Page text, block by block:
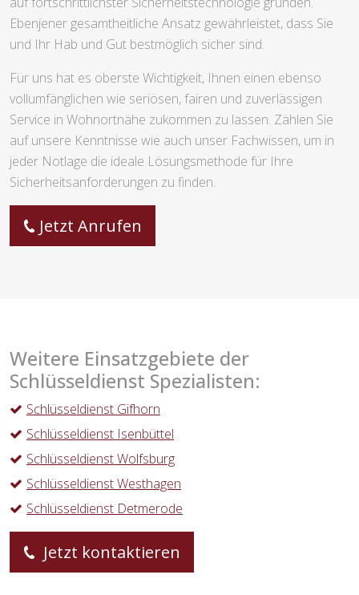
Ebenjener gesamtheitliche Ansatz gewährleistet, dass Sie
und Ihr Hab und Gut bestmöglich sicher sind.
Für uns hat es oberste Wichtigkeit, Ihnen einen ebenso
vollumfänglichen wie seriösen, fairen und zuverlässigen
Service in Wohnortnähe zukommen zu lassen. Zählen Sie
auf unsere Kenntnisse wie auch unser Fachwissen, um in
jeder Notlage die ideale Lösungsmethode für Ihre
Sicherheitsanforderungen zu finden.
Jetzt Anrufen
Weitere Einsatzgebiete der
Schlüsseldienst Spezialisten:
Schlüsseldienst Gifhorn
Schlüsseldienst Isenbüttel
Schlüsseldienst Wolfsburg
Schlüsseldienst Westhagen
Schlüsseldienst Detmerode
Jetzt kontaktieren